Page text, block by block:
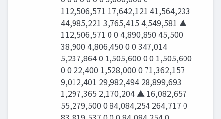
112,506,571 17,642,121 41,564,233
44,985,221 3,765,415 4,549,581 ▲
112,506,571 0 0 4,890,850 45,500
38,900 4,806,450 0 0 347,014
5,237,864 0 1,505,600 0 0 1,505,600
0 0 22,400 1,528,000 0 71,362,157
9,012,401 29,982,494 28,899,693
1,297,365 2,170,204 ▲ 16,082,657
55,279,500 0 84,084,254 264,717 0